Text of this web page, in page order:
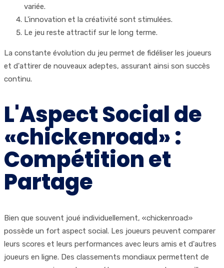
variée.
L'innovation et la créativité sont stimulées.
Le jeu reste attractif sur le long terme.
La constante évolution du jeu permet de fidéliser les joueurs
et d'attirer de nouveaux adeptes, assurant ainsi son succès
continu.
L'Aspect Social de
«chickenroad» :
Compétition et
Partage
Bien que souvent joué individuellement, «chickenroad»
possède un fort aspect social. Les joueurs peuvent comparer
leurs scores et leurs performances avec leurs amis et d'autres
joueurs en ligne. Des classements mondiaux permettent de